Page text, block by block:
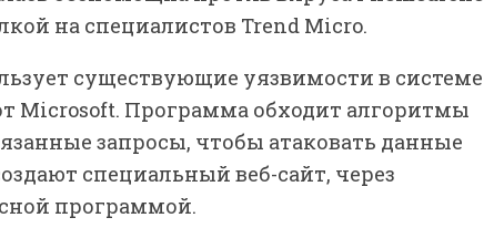
на специалистов Trend Micro.
существующие уязвимости в системе
Microsoft. Программа обходит алгоритмы
запросы, чтобы атаковать данные
специальный веб-сайт, через
программой.